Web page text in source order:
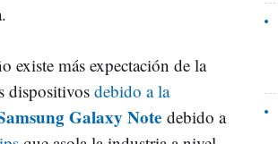
existe más expectación de la
dispositivosdebido a la
Galaxy Note debido a